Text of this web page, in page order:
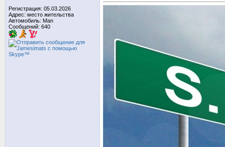
Регистрация: 05.03.2026
Адрес: место жительства
Автомобиль: Man
Сообщений: 640